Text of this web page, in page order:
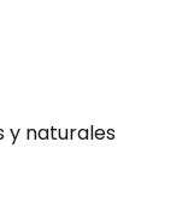
y naturales